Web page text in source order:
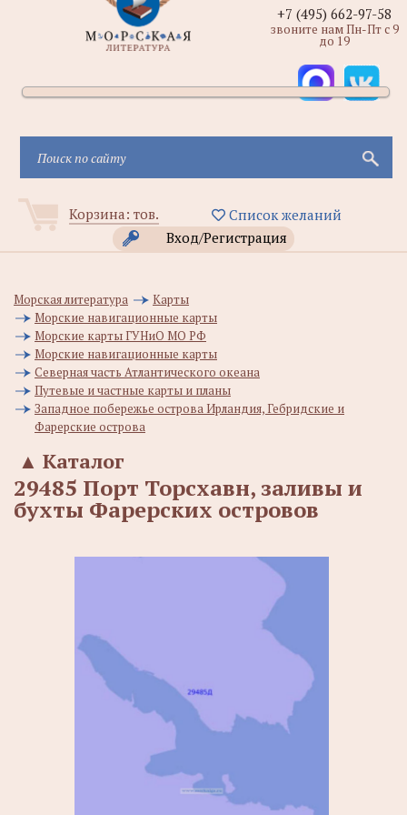
Корзина: тов.
Список желаний
Вход/Регистрация
+7 (495) 662-97-58
звоните нам Пн-Пт с 9
до 19
Морская литература
Карты
Морские навигационные карты
Морские карты ГУНиО МО РФ
Морские навигационные карты
Северная часть Атлантического океана
Путевые и частные карты и планы
Западное побережье острова Ирландия, Гебридские и
Фарерские острова
Каталог
▲
29485 Порт Торсхавн, заливы и
бухты Фарерских островов